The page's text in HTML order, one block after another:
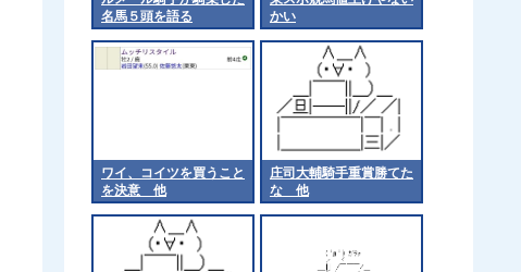
名馬５頭を語る
かい
ワイ、コイツを買うこと
を決意 他
庄司大輔騎手重賞勝てた
な 他